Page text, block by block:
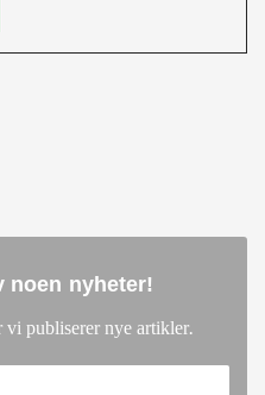
noen nyheter!
vi publiserer nye artikler.